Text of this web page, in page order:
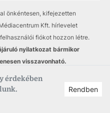
érdekében
Rendben
önkéntesen, kifejezetten
Kft. hírlevelet
fiókot hozzon létre.
nyilatkozat bármikor
visszavonható.